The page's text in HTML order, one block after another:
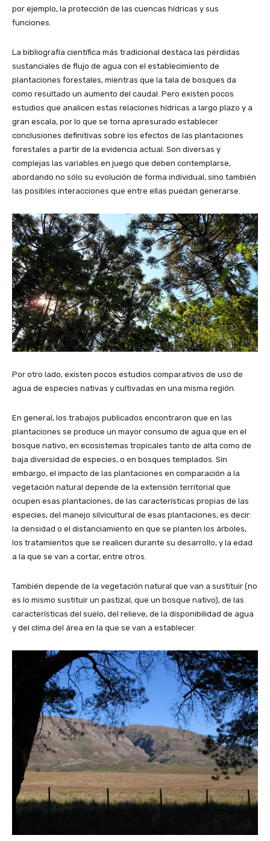
por ejemplo, la protección de las cuencas hídricas y sus
funciones.
La bibliografía científica más tradicional destaca las pérdidas
sustanciales de flujo de agua con el establecimiento de
plantaciones forestales, mientras que la tala de bosques da
como resultado un aumento del caudal. Pero existen pocos
estudios que analicen estas relaciones hídricas a largo plazo y a
gran escala, por lo que se torna apresurado establecer
conclusiones definitivas sobre los efectos de las plantaciones
forestales a partir de la evidencia actual. Son diversas y
complejas las variables en juego que deben contemplarse,
abordando no sólo su evolución de forma individual, sino también
las posibles interacciones que entre ellas puedan generarse.
Por otro lado, existen pocos estudios comparativos de uso de
agua de especies nativas y cultivadas en una misma región.
En general, los trabajos publicados encontraron que en las
plantaciones se produce un mayor consumo de agua que en el
bosque nativo, en ecosistemas tropicales tanto de alta como de
baja diversidad de especies, o en bosques templados. Sin
embargo, el impacto de las plantaciones en comparación a la
vegetación natural depende de la extensión territorial que
ocupen esas plantaciones, de las características propias de las
especies, del manejo silvicultural de esas plantaciones, es decir:
la densidad o el distanciamiento en que se planten los árboles,
los tratamientos que se realicen durante su desarrollo, y la edad
a la que se van a cortar, entre otros.
También depende de la vegetación natural que van a sustituir (no
es lo mismo sustituir un pastizal, que un bosque nativo), de las
características del suelo, del relieve, de la disponibilidad de agua
y del clima del área en la que se van a establecer.